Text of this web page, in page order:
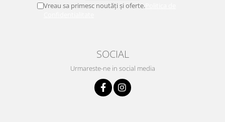
Vreau sa primesc noutăți și oferte.
SOCIAL
Urmareste-ne in social media